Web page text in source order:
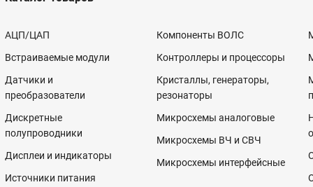
АЦП/ЦАП
Встраиваемые модули
Датчики и
преобразователи
Дискретные
полупроводники
Дисплеи и индикаторы
Источники питания
Компоненты ВОЛС
Контроллеры и процессоры
Кристаллы, генераторы,
резонаторы
Микросхемы аналоговые
Микросхемы ВЧ и СВЧ
Микросхемы интерфейсные